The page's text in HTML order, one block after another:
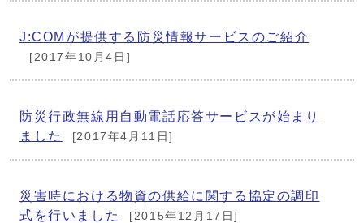
J:COMが提供する防災情報サービスのご紹介
[2017年10月4日]
防災行政無線用自動電話応答サービスが始まり
ました
[2017年4月11日]
災害時における物資の供給に関する協定の調印
式を行いました
[2015年12月17日]